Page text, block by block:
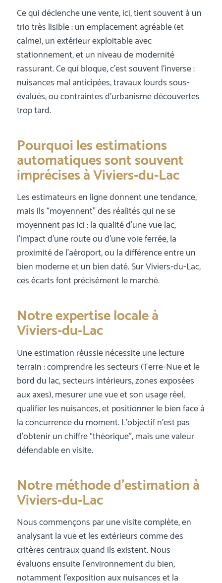
Ce qui déclenche une vente, ici, tient souvent à un
trio très lisible : un emplacement agréable (et
calme), un extérieur exploitable avec
stationnement, et un niveau de modernité
rassurant. Ce qui bloque, c’est souvent l’inverse :
nuisances mal anticipées, travaux lourds sous-
évalués, ou contraintes d’urbanisme découvertes
trop tard.
Pourquoi les estimations
automatiques sont souvent
imprécises à Viviers-du-Lac
Les estimateurs en ligne donnent une tendance,
mais ils “moyennent” des réalités qui ne se
moyennent pas ici : la qualité d’une vue lac,
l’impact d’une route ou d’une voie ferrée, la
proximité de l’aéroport, ou la différence entre un
bien moderne et un bien daté. Sur Viviers-du-Lac,
ces écarts font précisément le marché.
Notre expertise locale à
Viviers-du-Lac
Une estimation réussie nécessite une lecture
terrain : comprendre les secteurs (Terre-Nue et le
bord du lac, secteurs intérieurs, zones exposées
aux axes), mesurer une vue et son usage réel,
qualifier les nuisances, et positionner le bien face à
la concurrence du moment. L’objectif n’est pas
d’obtenir un chiffre “théorique”, mais une valeur
défendable en visite.
Notre méthode d’estimation à
Viviers-du-Lac
Nous commençons par une visite complète, en
analysant la vue et les extérieurs comme des
critères centraux quand ils existent. Nous
évaluons ensuite l’environnement du bien,
notamment l’exposition aux nuisances et la